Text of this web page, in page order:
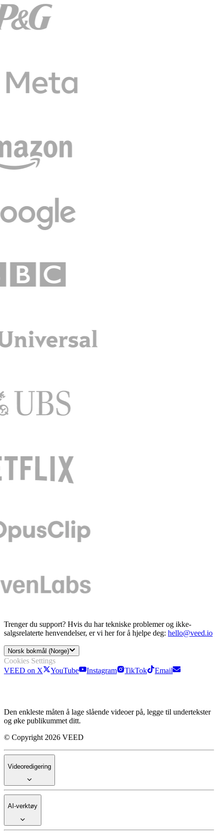
Trenger du support? Hvis du har tekniske problemer og ikke-
salgsrelaterte henvendelser, er vi her for å hjelpe deg: hello@veed.io
Norsk bokmål (Norge)
Cookies Settings
VEED on X
YouTube Instagram TikTok Email
Den enkleste måten å lage slående videoer på, legge til undertekster
og øke publikummet ditt.
© Copyright 2026 VEED
Videoredigering
AI-verktøy